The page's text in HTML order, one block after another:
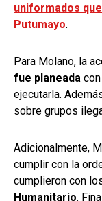
uniformados
Putumayo.
Para Molano, la
fue planeada
ejecutarla.
sobre grupos
Adicionalmente,
cumplir con la
cumplieron con
Humanitario.